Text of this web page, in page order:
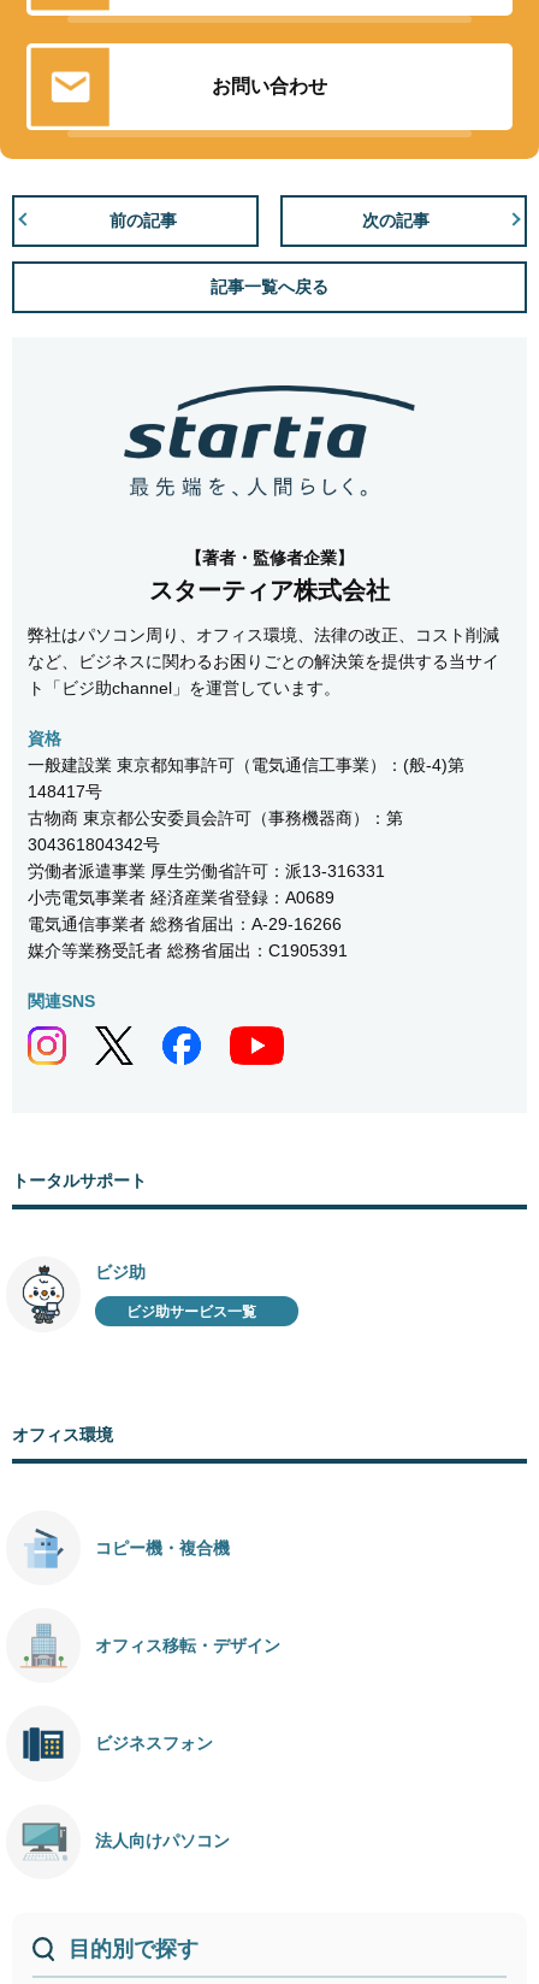
お問い合わせ
前の記事
記事一覧へ戻る
次の記事
【著者・監修者企業】
スターティア株式会社
弊社はパソコン周り、オフィス環境、法律の改正、コスト削減
など、ビジネスに関わるお困りごとの解決策を提供する当サイ
ト「ビジ助channel」を運営しています。
資格
一般建設業 東京都知事許可（電気通信工事業）：(般-4)第
148417号
古物商 東京都公安委員会許可（事務機器商）：第
304361804342号
労働者派遣事業 厚生労働省許可：派13-316331
小売電気事業者 経済産業省登録：A0689
電気通信事業者 総務省届出：A-29-16266
媒介等業務受託者 総務省届出：C1905391
関連SNS
トータルサポート
ビジ助
ビジ助サービス一覧
オフィス環境
コピー機・複合機
オフィス移転・デザイン
ビジネスフォン
法人向けパソコン
目的別で探す